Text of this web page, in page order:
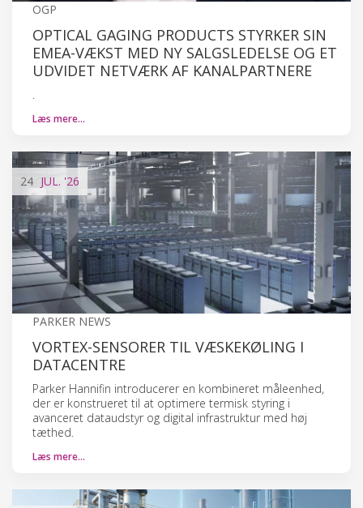
OGP
OPTICAL GAGING PRODUCTS STYRKER SIN
EMEA-VÆKST MED NY SALGSLEDELSE OG ET
UDVIDET NETVÆRK AF KANALPARTNERE
.
Læs mere…
24 JUL. '26
PARKER NEWS
VORTEX-SENSORER TIL VÆSKEKØLING I
DATACENTRE
Parker Hannifin introducerer en kombineret måleenhed,
der er konstrueret til at optimere termisk styring i
avanceret dataudstyr og digital infrastruktur med høj
tæthed.
Læs mere…